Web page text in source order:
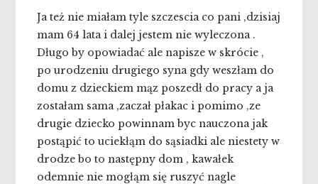
Ja też nie miałam tyle szczescia co pani ,dzisiaj
mam 64 lata i dalej jestem nie wyleczona .
Długo by opowiadać ale napisze w skrócie ,
po urodzeniu drugiego syna gdy weszłam do
domu z dzieckiem mąz poszedł do pracy a ja
zostałam sama ,zaczał płakac i pomimo ,ze
drugie dziecko powinnam byc nauczona jak
postąpić to uciekłąm do sąsiadki ale niestety w
drodze bo to następny dom , kawałek
odemnie nie mogłąm się ruszyć nagle